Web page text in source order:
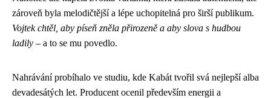
zároveň byla melodičtější a lépe uchopitelná pro širší publikum.
Vojtek chtěl, aby píseň zněla přirozeně a aby slova s hudbou
ladily – a to se mu povedlo.
Nahrávání probíhalo ve studiu, kde Kabát tvořil svá nejlepší alba
devadesátých let. Producent ocenil především energii a